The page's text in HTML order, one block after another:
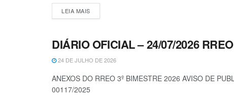
LEIA MAIS
DIÁRIO OFICIAL
DIÁRIO OFICIAL – 24/07/2026 RREO
24 DE JULHO DE 2026
ANEXOS DO RREO 3º BIMESTRE 2026 AVISO DE
00117/2025